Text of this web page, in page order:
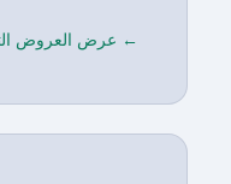
← عرض العروض